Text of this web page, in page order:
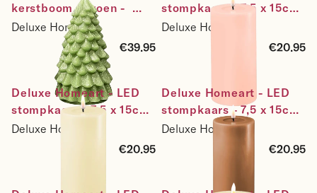
kerstboom - groen -
19cm
Deluxe Homeart
€39.95
stompkaars - 7,5 x 15cm
- roze
Deluxe Homeart
€20.95
Deluxe Homeart - LED
stompkaars - 7,5 x 15cm
- roomwit
Deluxe Homeart
€20.95
Deluxe Homeart - LED
stompkaars - 7,5 x 15cm
- caramel
Deluxe Homeart
€20.95